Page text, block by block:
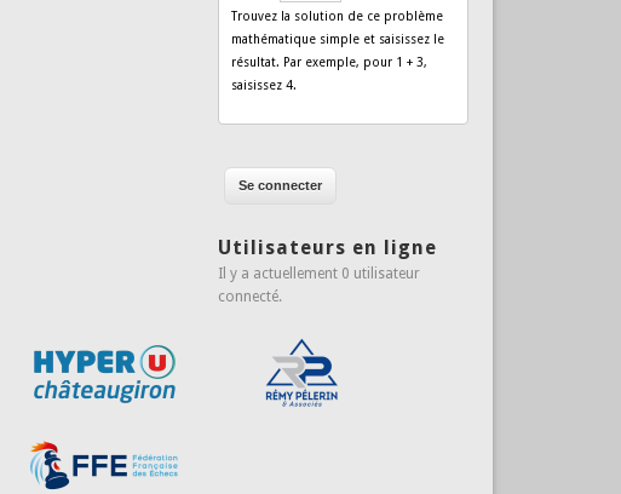
Trouvez la solution de ce problème
mathématique simple et saisissez le
résultat. Par exemple, pour 1 + 3,
saisissez 4.
Utilisateurs en ligne
Il y a actuellement 0 utilisateur
connecté.